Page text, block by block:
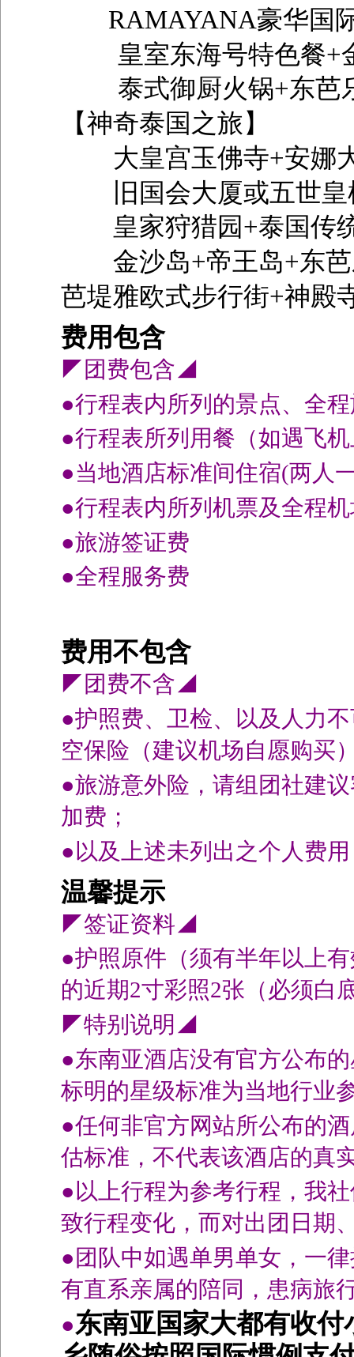
RAMAYANA豪华国
皇室东海号特色餐+
泰式御厨火锅+东芭
【神奇泰国之旅】
大皇宫玉佛寺+安娜
旧国会大厦或五世
皇家狩猎园+泰国传
金沙岛+帝王岛+东
芭堤雅欧式步行街+神殿
费用包含
◤团费包含◢
●行程表内所列的景点、全
●行程表所列用餐（如遇飞
●当地酒店标准间住宿(两人
●行程表内所列机票及全程
●旅游签证费
●全程服务费
费用不包含
◤团费
●护照费、卫检、以及人力
空保险（建议机场自愿购买
●旅游意外险，请组团社建
加费；
●以及上述未列出之个人费用
温馨提示
◤签证资料◢
●护照原件（须有半年以上
的近期2寸彩照2张（必须白
◤特别说明◢
●东南亚酒店没有官方公布
标明的星级标准为当地行业
●任何非官方网站所公布的
估标准，不代表该酒店的真
●以上行程为参考行程，我
致行程变化，而对出团日期
●团队中如遇单男单女，一
有直系亲属的陪同，患病旅
●东南亚国家大都有收